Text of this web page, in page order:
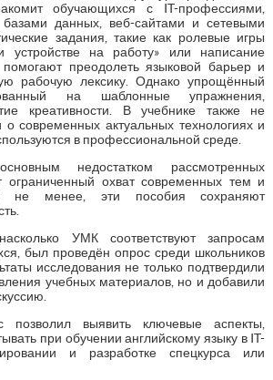
обучающихся с IT-профессиями,
данных, веб-сайтами и сетевыми
задания, такие как ролевые игры
устройстве на работу» или написание
преодолеть языковой барьер и
рабочую лексику. Однако упрощённый
на шаблонные упражнения,
креативности. В учебнике также не
современных актуальных технологиях и
в профессиональной среде.
недостатком рассмотренных
ограниченный охват современных тем и
не менее, эти пособия сохраняют
УМК соответствуют запросам
был проведён опрос среди школьников
исследования не только подтвердили
учебных материалов, но и добавили
позволил выявить ключевые аспекты,
при обучении английскому языку в IT-
и разработке спецкурса или